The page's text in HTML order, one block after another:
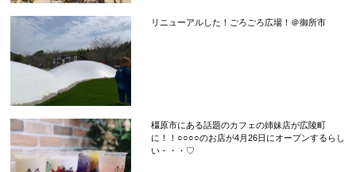
リニューアルした！ごろごろ広場！＠御所市
橿原市にある話題のカフェの姉妹店が広陵町
に！！○○○○のお店が4月26日にオープンするらし
い・・・♡